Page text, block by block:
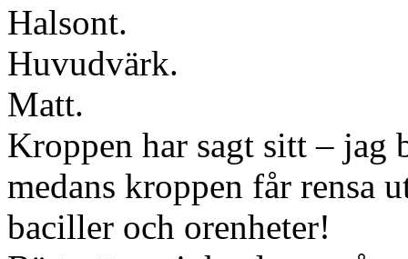
Halsont.
Huvudvärk.
Matt.
Kroppen har sagt sitt – jag
medans kroppen får rensa
baciller och orenheter!